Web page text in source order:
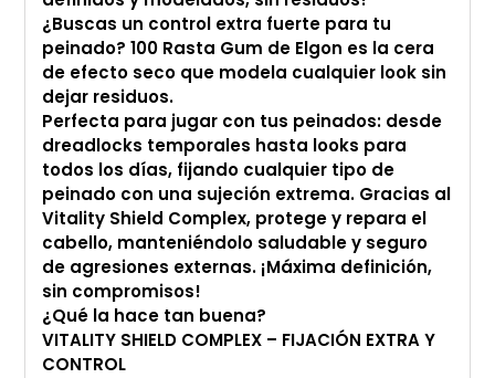
¿Buscas un control extra fuerte para tu
peinado? 100 Rasta Gum de Elgon es la cera
de efecto seco que modela cualquier look sin
dejar residuos.
Perfecta para jugar con tus peinados: desde
dreadlocks temporales hasta looks para
todos los días, fijando cualquier tipo de
peinado con una sujeción extrema. Gracias al
Vitality Shield Complex, protege y repara el
cabello, manteniéndolo saludable y seguro
de agresiones externas. ¡Máxima definición,
sin compromisos!
¿Qué la hace tan buena?
VITALITY SHIELD COMPLEX – FIJACIÓN EXTRA Y
CONTROL